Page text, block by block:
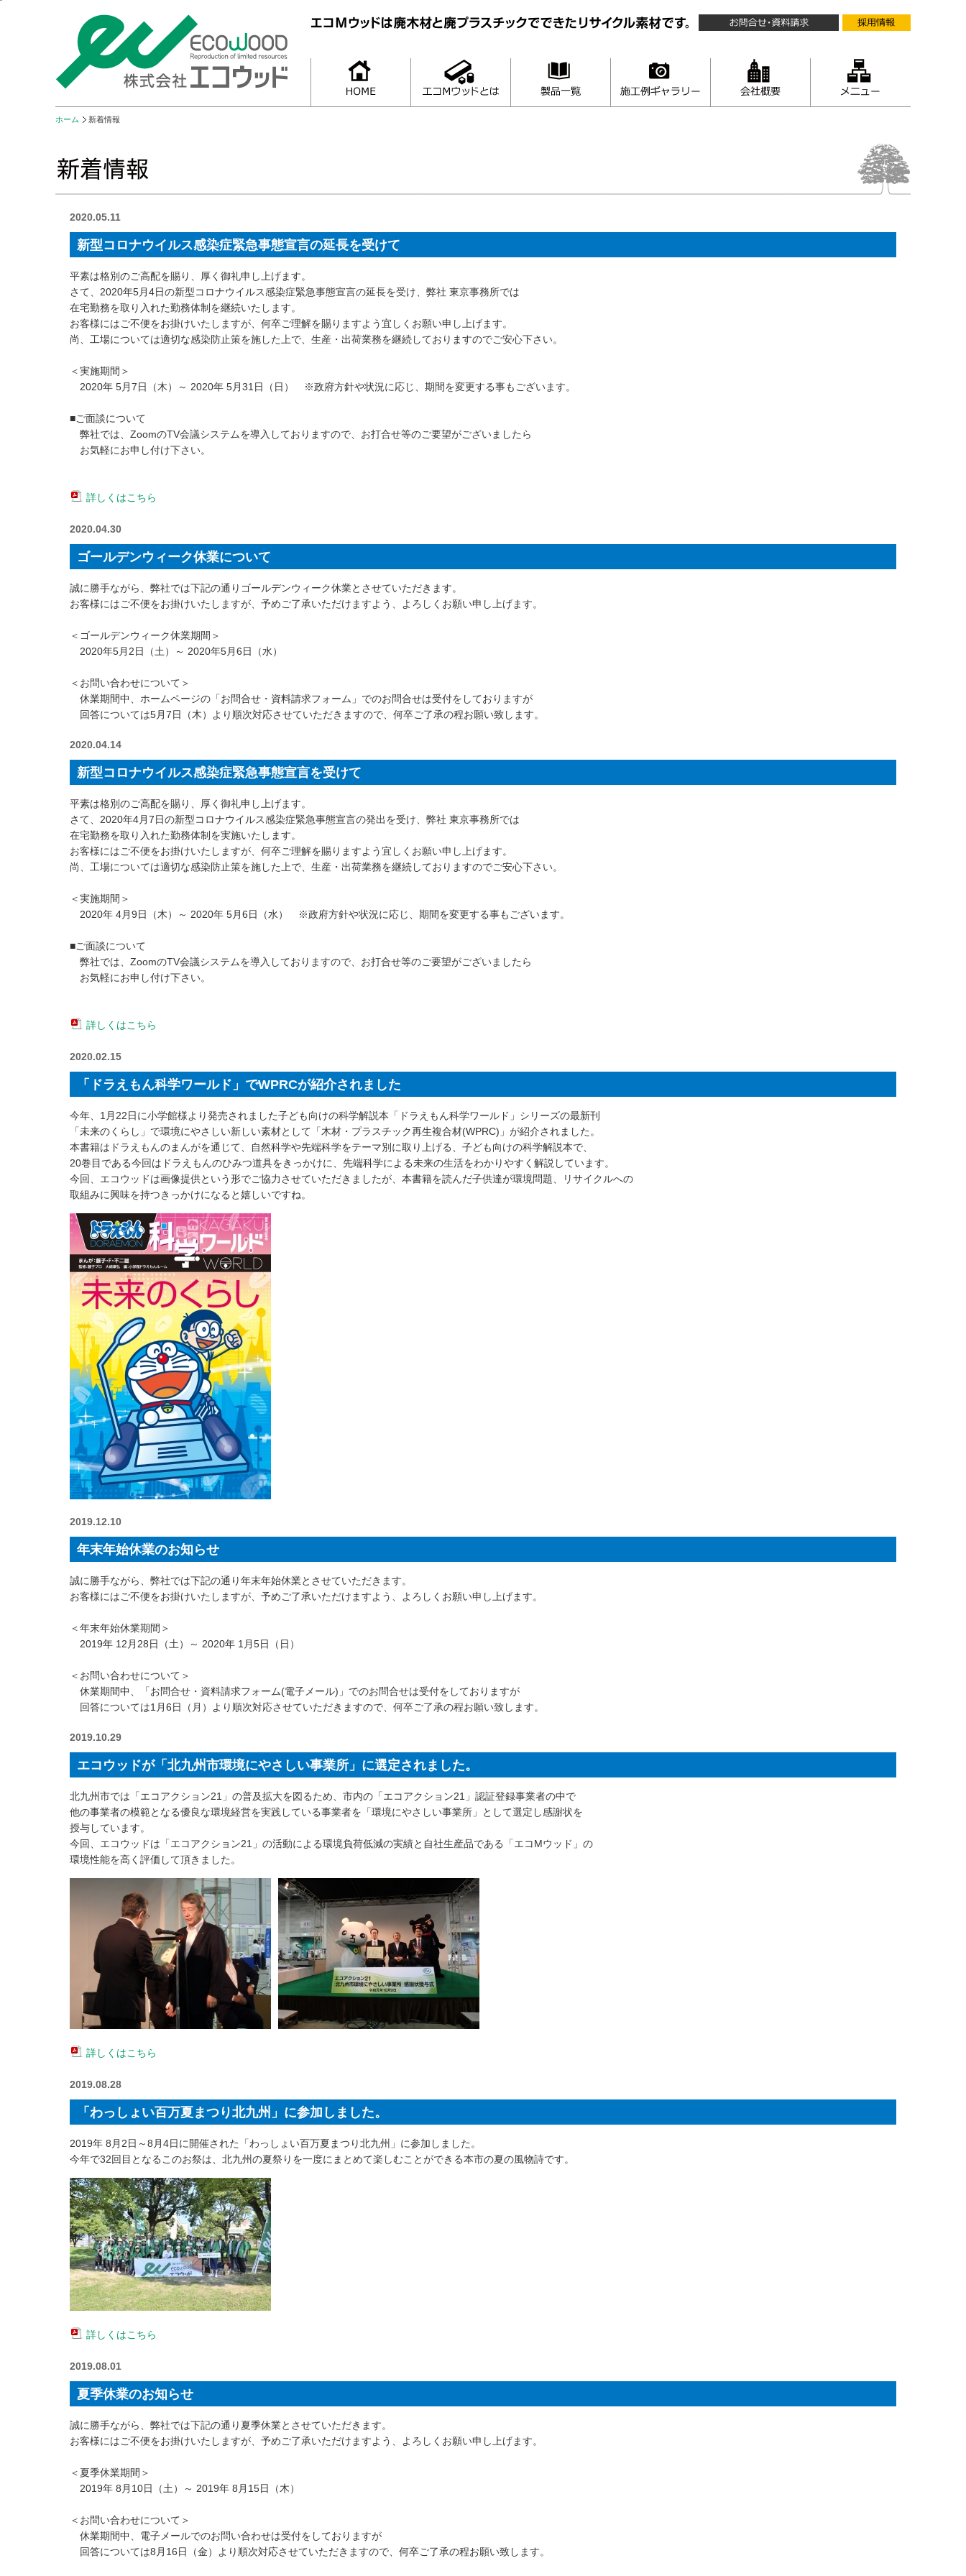
ホーム 新着情報
2020.05.11
新型コロナウイルス感染症緊急事態宣言の延長を受けて
平素は格別のご高配を賜り、厚く御礼申し上げます。
さて、2020年5月4日の新型コロナウイルス感染症緊急事態宣言の延長を受け、弊社 東京事務所では
在宅勤務を取り入れた勤務体制を継続いたします。
お客様にはご不便をお掛けいたしますが、何卒ご理解を賜りますよう宜しくお願い申し上げます。
尚、工場については適切な感染防止策を施した上で、生産・出荷業務を継続しておりますのでご安心下さい。
＜実施期間＞
2020年 5月7日（木）～ 2020年 5月31日（日） ※政府方針や状況に応じ、期間を変更する事もございます。
■ご面談について
弊社では、ZoomのTV会議システムを導入しておりますので、お打合せ等のご要望がございましたら
お気軽にお申し付け下さい。
詳しくはこちら
2020.04.30
ゴールデンウィーク休業について
誠に勝手ながら、弊社では下記の通りゴールデンウィーク休業とさせていただきます。
お客様にはご不便をお掛けいたしますが、予めご了承いただけますよう、よろしくお願い申し上げます。
＜ゴールデンウィーク休業期間＞
2020年5月2日（土）～ 2020年5月6日（水）
＜お問い合わせについて＞
休業期間中、ホームページの「お問合せ・資料請求フォーム」でのお問合せは受付をしておりますが
回答については5月7日（木）より順次対応させていただきますので、何卒ご了承の程お願い致します。
2020.04.14
新型コロナウイルス感染症緊急事態宣言を受けて
平素は格別のご高配を賜り、厚く御礼申し上げます。
さて、2020年4月7日の新型コロナウイルス感染症緊急事態宣言の発出を受け、弊社 東京事務所では
在宅勤務を取り入れた勤務体制を実施いたします。
お客様にはご不便をお掛けいたしますが、何卒ご理解を賜りますよう宜しくお願い申し上げます。
尚、工場については適切な感染防止策を施した上で、生産・出荷業務を継続しておりますのでご安心下さい。
＜実施期間＞
2020年 4月9日（木）～ 2020年 5月6日（水） ※政府方針や状況に応じ、期間を変更する事もございます。
■ご面談について
弊社では、ZoomのTV会議システムを導入しておりますので、お打合せ等のご要望がございましたら
お気軽にお申し付け下さい。
詳しくはこちら
2020.02.15
「ドラえもん科学ワールド」でWPRCが紹介されました
今年、1月22日に小学館様より発売されました子ども向けの科学解説本「ドラえもん科学ワールド」シリーズの最新刊
「未来のくらし」で環境にやさしい新しい素材として「木材・プラスチック再生複合材(WPRC)」が紹介されました。
本書籍はドラえもんのまんがを通じて、自然科学や先端科学をテーマ別に取り上げる、子ども向けの科学解説本で、
20巻目である今回はドラえもんのひみつ道具をきっかけに、先端科学による未来の生活をわかりやすく解説しています。
今回、エコウッドは画像提供という形でご協力させていただきましたが、本書籍を読んだ子供達が環境問題、リサイクルへの
取組みに興味を持つきっかけになると嬉しいですね。
2019.12.10
年末年始休業のお知らせ
誠に勝手ながら、弊社では下記の通り年末年始休業とさせていただきます。
お客様にはご不便をお掛けいたしますが、予めご了承いただけますよう、よろしくお願い申し上げます。
＜年末年始休業期間＞
2019年 12月28日（土）～ 2020年 1月5日（日）
＜お問い合わせについて＞
休業期間中、「お問合せ・資料請求フォーム(電子メール)」でのお問合せは受付をしておりますが
回答については1月6日（月）より順次対応させていただきますので、何卒ご了承の程お願い致します。
2019.10.29
エコウッドが「北九州市環境にやさしい事業所」に選定されました。
北九州市では「エコアクション21」の普及拡大を図るため、市内の「エコアクション21」認証登録事業者の中で
他の事業者の模範となる優良な環境経営を実践している事業者を「環境にやさしい事業所」として選定し感謝状を
授与しています。
今回、エコウッドは「エコアクション21」の活動による環境負荷低減の実績と自社生産品である「エコMウッド」の
環境性能を高く評価して頂きました。
詳しくはこちら
2019.08.28
「わっしょい百万夏まつり北九州」に参加しました。
2019年 8月2日～8月4日に開催された「わっしょい百万夏まつり北九州」に参加しました。
今年で32回目となるこのお祭は、北九州の夏祭りを一度にまとめて楽しむことができる本市の夏の風物詩です。
詳しくはこちら
2019.08.01
夏季休業のお知らせ
誠に勝手ながら、弊社では下記の通り夏季休業とさせていただきます。
お客様にはご不便をお掛けいたしますが、予めご了承いただけますよう、よろしくお願い申し上げます。
＜夏季休業期間＞
2019年 8月10日（土）～ 2019年 8月15日（木）
＜お問い合わせについて＞
休業期間中、電子メールでのお問い合わせは受付をしておりますが
回答については8月16日（金）より順次対応させていただきますので、何卒ご了承の程お願い致します。